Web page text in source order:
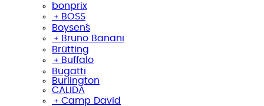
bonprix
﹢ BOSS
Boysen´s
﹢ Bruno Banani
Brütting
﹢ Buffalo
Bugatti
Burlington
CALIDA
﹢ Camp David